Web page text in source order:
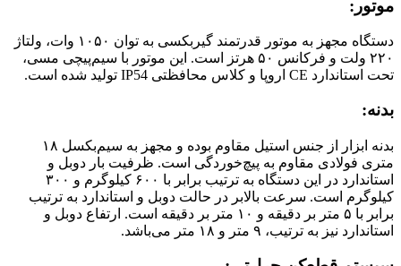
موتور:
دستگاه مجهز به موتور قدرتمند گیربکسی به توان ۱۰۵۰ وات، ولتاژ
۲۲۰ ولت و فرکانس ۵۰ هرتز است. این موتور با سیم‌پیچی مسی،
تحت استاندارد CE اروپا و کلاس محافظتی IP54 تولید شده است.
بدنه:
بدنه ابزار از جنس استیل مقاوم بوده و مجهز به سیم‌بکسل ۱۸
متری فولادی مقاوم به پیچ‌خوردگی است. ظرفیت بار دوبل و
استاندارد در این دستگاه به ترتیب برابر با ۶۰۰ کیلوگرم و ۳۰۰
کیلوگرم است. سرعت بالابر در حالت دوبل و استاندارد به ترتیب
برابر با ۵ متر بر دقیقه و ۱۰ متر بر دقیقه است. ارتفاع دوبل و
استاندارد نیز به ترتیب، ۹ متر و ۱۸ متر می‌باشد.